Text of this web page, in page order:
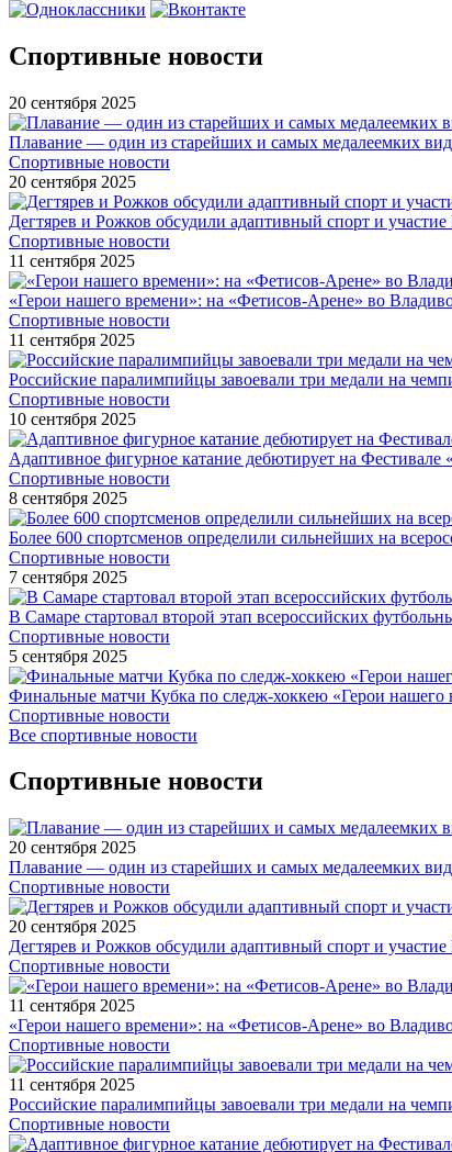
Спортивные новости
20 сентября 2025
Плавание — один из старейших и самых медалеемких
Спортивные новости
20 сентября 2025
Дегтярев и Рожков обсудили адаптивный спорт и
Спортивные новости
11 сентября 2025
«Герои нашего времени»: на «Фетисов-Арене» во
Спортивные новости
11 сентября 2025
Российские паралимпийцы завоевали три медали на
Спортивные новости
10 сентября 2025
Адаптивное фигурное катание дебютирует на
Спортивные новости
8 сентября 2025
Более 600 спортсменов определили сильнейших на
Спортивные новости
7 сентября 2025
В Самаре стартовал второй этап всероссийских
Спортивные новости
5 сентября 2025
Финальные матчи Кубка по следж-хоккею «Герои нашего
Спортивные новости
Все спортивные новости
Спортивные новости
20 сентября 2025
Плавание — один из старейших и самых медалеемких
Спортивные новости
20 сентября 2025
Дегтярев и Рожков обсудили адаптивный спорт и
Спортивные новости
11 сентября 2025
«Герои нашего времени»: на «Фетисов-Арене» во
Спортивные новости
11 сентября 2025
Российские паралимпийцы завоевали три медали на
Спортивные новости